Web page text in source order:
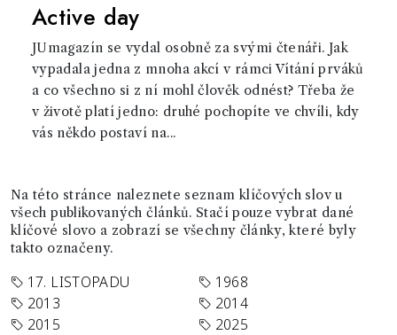
Active day
JUmagazín se vydal osobně za svými čtenáři. Jak
vypadala jedna z mnoha akcí v rámci Vítání prváků
a co všechno si z ní mohl člověk odnést? Třeba že
v životě platí jedno: druhé pochopíte ve chvíli, kdy
vás někdo postaví na...
Na této stránce naleznete seznam klíčových slov u
všech publikovaných článků. Stačí pouze vybrat dané
klíčové slovo a zobrazí se všechny články, které byly
takto označeny.
17. LISTOPADU
1968
2013
2014
2015
2025